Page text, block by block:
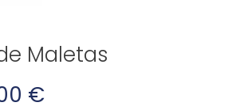
Maletas
€